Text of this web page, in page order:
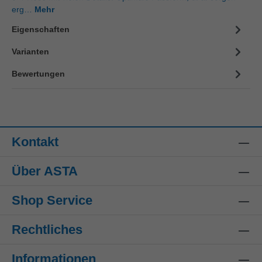
erg… Mehr
Eigenschaften
Varianten
Bewertungen
Kontakt
Über ASTA
Shop Service
Rechtliches
Informationen